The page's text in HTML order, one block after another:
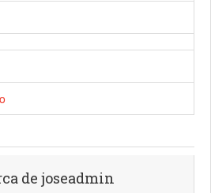
de joseadmin